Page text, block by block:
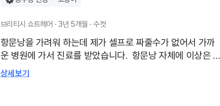
브리티시 쇼트헤어 · 3년 5개월 · 수컷
항문낭을 가려워 하는데 제가 셀프로 짜줄수가 없어서 가까
운 병원에 가서 진료를 받았습니다. 항문낭 자체에 이상은 없
었고 양은 2주만에 짜서 그런지 많지 않았습니다. 잘 짜주시
상세보기